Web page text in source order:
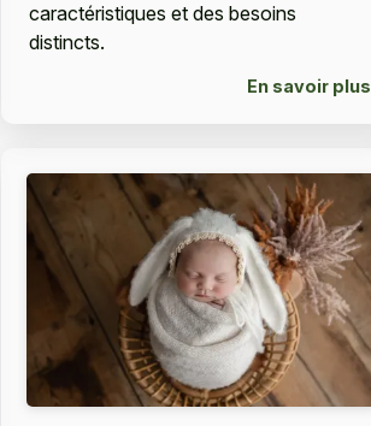
caractéristiques et des besoins
distincts.
En savoir plus